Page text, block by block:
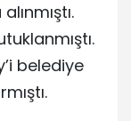
belediye